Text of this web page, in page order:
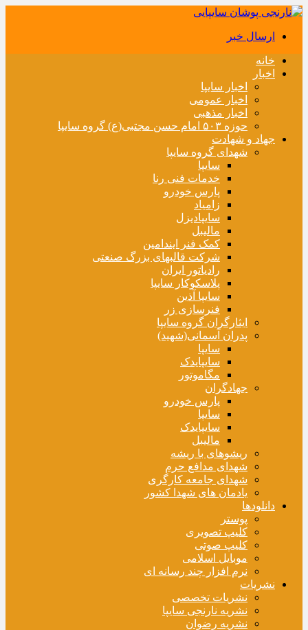
ارسال خبر
خانه
اخبار
اخبار سایپا
اخبار عمومی
اخبار مذهبی
حوزه ۵۰۳ امام حسن مجتبی(ع) گروه سایپا
جهاد و شهادت
شهدای گروه سایپا
سایپا
خدمات فنی رنا
پارس خودرو
زامیاد
سایپادیزل
مالیبل
کمک فنر ایندامین
شرکت قالبهای بزرگ صنعتی
رادیاتور ایران
پلاسکوکار سایپا
سایپا آذین
فنرسازی زر
ایثارگران گروه سایپا
پدران آسمانی(شهید)
سایپا
سایپایدک
مگاموتور
جهادگران
پارس خودرو
سایپا
سایپایدک
مالیبل
ریشوهای با ریشه
شهدای مدافع حرم
شهدای جامعه کارگری
یادمان های شهدا کشور
دانلودها
پوستر
کلیپ تصویری
کلیپ صوتی
موبایل اسلامی
نرم افزار چند رسانه ای
نشریات
نشریات تخصصی
نشریه نارنجی سایپا
نشریه رضوان